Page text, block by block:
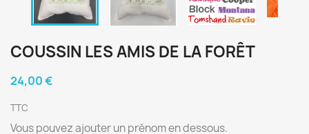
COUSSIN LES AMIS DE LA FORÊT
24,00 €
TTC
Vous pouvez ajouter un prénom en dessous.